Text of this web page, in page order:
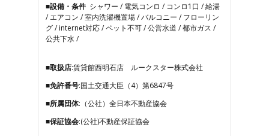
11
12
13
■設備・条件 シャワー / 電気コンロ / コンロ1口 / 給湯
/ エアコン / 室内洗濯機置場 / バルコニー / フローリン
グ / internet対応 / ペット不可 / 公営水道 / 都市ガス /
公共下水 /
■取扱店:賃貸館西明石店 ルークスター株式会社
■免許番号:国土交通大臣（4）第6847号
■所属団体:（公社）全日本不動産協会
■保証協会:(公社)不動産保証協会